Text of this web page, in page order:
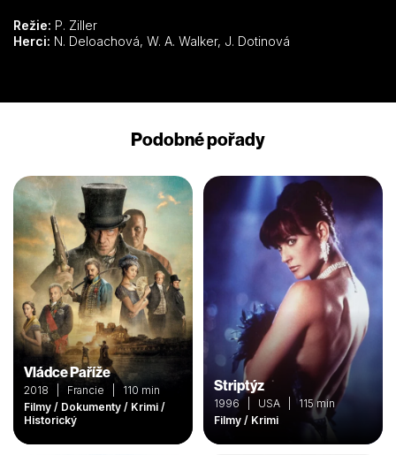
Režie: P. Ziller
Herci:
N. Deloachová, W. A. Walker, J. Dotinová
Podobné pořady
Vládce Paříže
2018 | Francie | 110 min
Filmy / Dokumenty / Krimi /
Historický
Striptýz
1996 | USA | 115 min
Filmy / Krimi